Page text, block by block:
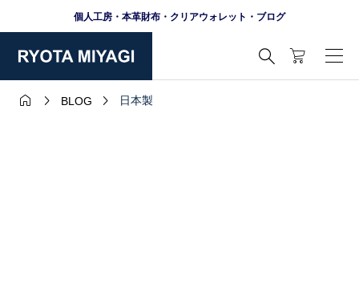
個人工房・本革財布・クリアウォレット・ブログ

  BLOG  日本製